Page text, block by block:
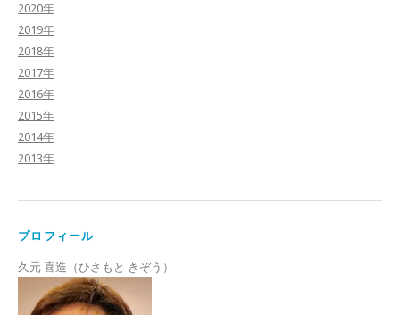
2020年
2019年
2018年
2017年
2016年
2015年
2014年
2013年
プロフィール
久元 喜造（ひさもと きぞう）